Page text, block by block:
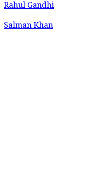
Rahul Gandhi
Salman Khan